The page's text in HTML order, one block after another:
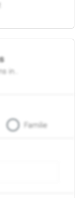
in..
Familie